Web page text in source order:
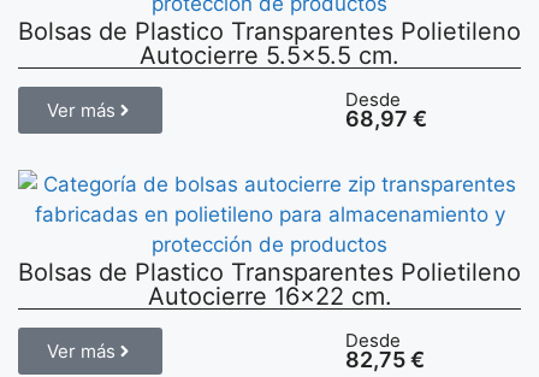
Bolsas de Plastico Transparentes Polietileno
Autocierre 5.5×5.5 cm.
Ver más Desde
68,97 €
Bolsas de Plastico Transparentes Polietileno
Autocierre 16×22 cm.
Ver más Desde
82,75€